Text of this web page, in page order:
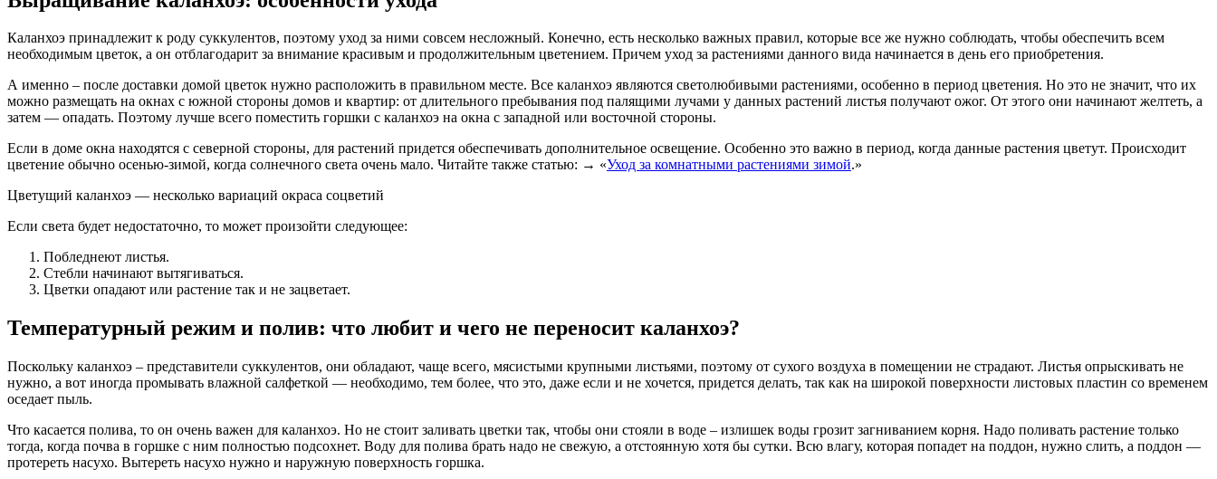
Каланхоэ принадлежит к роду суккулентов, поэтому уход за ними совсем несложный. Конечно, есть несколько важных правил, которые все же нужно соблюдать, чтобы обеспечить всем
необходимым цветок, а он отблагодарит за внимание красивым и продолжительным цветением. Причем уход за растениями данного вида начинается в день его приобретения.
А именно – после доставки домой цветок нужно расположить в правильном месте. Все каланхоэ являются светолюбивыми растениями, особенно в период цветения. Но это не значит, что их
можно размещать на окнах с южной стороны домов и квартир: от длительного пребывания под палящими лучами у данных растений листья получают ожог. От этого они начинают желтеть, а
затем — опадать. Поэтому лучше всего поместить горшки с каланхоэ на окна с западной или восточной стороны.
Если в доме окна находятся с северной стороны, для растений придется обеспечивать дополнительное освещение. Особенно это важно в период, когда данные растения цветут. Происходит
цветение обычно осенью-зимой, когда солнечного света очень мало. Читайте также статью: → «Уход за комнатными растениями зимой.»
Цветущий каланхоэ — несколько вариаций окраса соцветий
Если света будет недостаточно, то может произойти следующее:
Побледнеют листья.
Стебли начинают вытягиваться.
Цветки опадают или растение так и не зацветает.
Температурный режим и полив: что любит и чего не переносит каланхоэ?
Поскольку каланхоэ – представители суккулентов, они обладают, чаще всего, мясистыми крупными листьями, поэтому от сухого воздуха в помещении не страдают. Листья опрыскивать не
нужно, а вот иногда промывать влажной салфеткой — необходимо, тем более, что это, даже если и не хочется, придется делать, так как на широкой поверхности листовых пластин со временем
оседает пыль.
Что касается полива, то он очень важен для каланхоэ. Но не стоит заливать цветки так, чтобы они стояли в воде – излишек воды грозит загниванием корня. Надо поливать растение только
тогда, когда почва в горшке с ним полностью подсохнет. Воду для полива брать надо не свежую, а отстоянную хотя бы сутки. Всю влагу, которая попадет на поддон, нужно слить, а поддон —
протереть насухо. Вытереть насухо нужно и наружную поверхность горшка.